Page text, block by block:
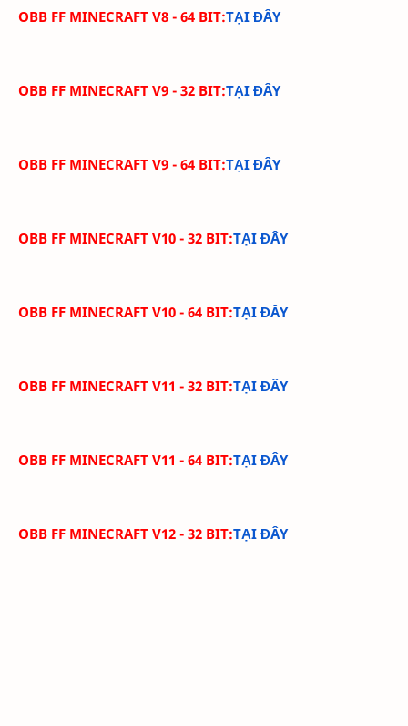
OBB FF MINECRAFT V8 - 64 BIT:TẠI ĐÂY
OBB FF MINECRAFT V9 - 32 BIT:TẠI ĐÂY
OBB FF MINECRAFT V9 - 64 BIT:TẠI ĐÂY
OBB FF MINECRAFT V10 - 32 BIT:TẠI ĐÂY
OBB FF MINECRAFT V10 - 64 BIT:TẠI ĐÂY
OBB FF MINECRAFT V11 - 32 BIT:TẠI ĐÂY
OBB FF MINECRAFT V11 - 64 BIT:TẠI ĐÂY
OBB FF MINECRAFT V12 - 32 BIT:TẠI ĐÂY